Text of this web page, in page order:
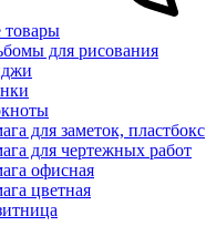
товары
для рисования
для заметок, пластбокс
для чертежных работ
офисная
цветная